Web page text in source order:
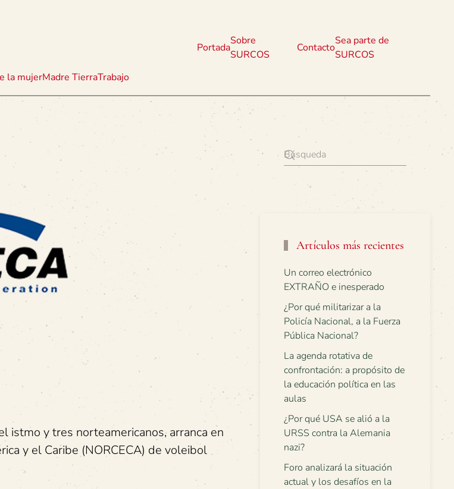
la mujerMadre TierraTrabajo
Portada
Sobre
SURCOS
Contacto
Sea parte de
SURCOS
istmo y tres norteamericanos, arranca en
y el Caribe (NORCECA) de voleibol
Artículos más recientes
Un correo electrónico
EXTRAÑO e inesperado
¿Por qué militarizar a la
Policía Nacional, a la Fuerza
Pública Nacional?
La agenda rotativa de
confrontación: a propósito de
la educación política en las
aulas
¿Por qué USA se alió a la
URSS contra la Alemania
nazi?
Foro analizará la situación
actual y los desafíos en la